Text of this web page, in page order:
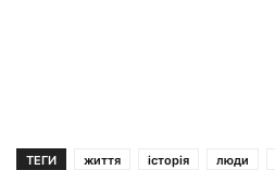
ТЕГИ життя історія люди